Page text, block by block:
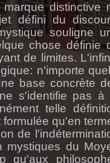
marque distinctive
défini du
souligne
chose définie
de limites.
n'importe
base concrète
s'identifie pas à
telle
qu'en
de
mystiques du
qu'aux